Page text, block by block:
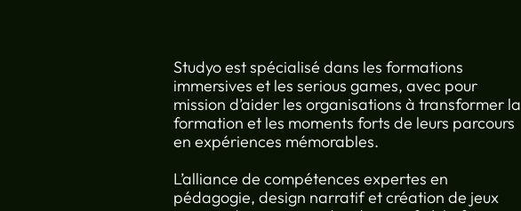
Studyo est spécialisé dans les formations
immersives et les serious games, avec pour
mission d’aider les organisations à transformer la
formation et les moments forts de leurs parcours
en expériences mémorables.
L’alliance de compétences expertes en
pédagogie, design narratif et création de jeux